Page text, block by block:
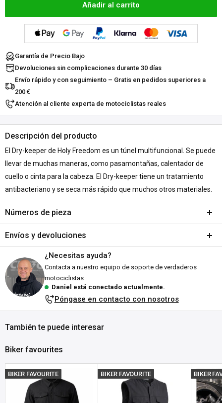
Añadir al carrito
Garantía de Precio Bajo
Devoluciones sin complicaciones durante 30 días
Envío rápido y con seguimiento – Gratis en pedidos superiores a
200 €
Atención al cliente experta de motociclistas reales
Descripción del producto
El Dry-keeper de Holy Freedom es un túnel multifuncional. Se puede
llevar de muchas maneras, como pasamontañas, calentador de
cuello o cinta para la cabeza. El Dry-keeper tiene un tratamiento
antibacteriano y se seca más rápido que muchos otros materiales.
Números de pieza
SKU:A904-849309
MPN:2462
DPN:946904
Envíos y devoluciones
Envíos y plazos de entrega
Todos los pedidos se envían desde nuestro almacén en Falkenberg,
Suecia. ¡Nos esforzamos por enviarlos lo antes posible!
Explicación del estado de stock:
En stock:Listo para enviártelo en el plazo indicado (en días
tras el envío, dependiendo
Agotado:Actualmente sin existencias en Customhoj, ¡pero
esperamos volver a tenerlo pronto! No dudes en
ponerte en
contacto con nosotros
para obtener información sobre cuándo
¿Necesitas ayuda?
Contacta a nuestro equipo de soporte de verdaderos
motociclistas
Daniel está conectado actualmente.
Póngase en contacto con nosotros
También te puede interesar
Biker favourites
BIKER FAVOURITE BIKER FAVOURITE BIKER